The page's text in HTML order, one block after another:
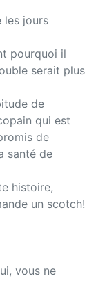
les jours
pourquoi il
serait plus
de
qui est
de
santé de
histoire,
un scotch!
vous ne